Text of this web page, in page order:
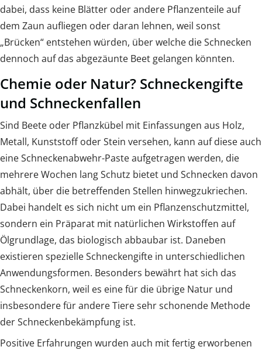
dabei, dass keine Blätter oder andere Pflanzenteile auf
dem Zaun aufliegen oder daran lehnen, weil sonst
„Brücken“ entstehen würden, über welche die Schnecken
dennoch auf das abgezäunte Beet gelangen könnten.
Chemie oder Natur? Schneckengifte
und Schneckenfallen
Sind Beete oder Pflanzkübel mit Einfassungen aus Holz,
Metall, Kunststoff oder Stein versehen, kann auf diese auch
eine Schneckenabwehr-Paste aufgetragen werden, die
mehrere Wochen lang Schutz bietet und Schnecken davon
abhält, über die betreffenden Stellen hinwegzukriechen.
Dabei handelt es sich nicht um ein Pflanzenschutzmittel,
sondern ein Präparat mit natürlichen Wirkstoffen auf
Ölgrundlage, das biologisch abbaubar ist. Daneben
existieren spezielle Schneckengifte in unterschiedlichen
Anwendungsformen. Besonders bewährt hat sich das
Schneckenkorn, weil es eine für die übrige Natur und
insbesondere für andere Tiere sehr schonende Methode
der Schneckenbekämpfung ist.
Positive Erfahrungen wurden auch mit fertig erworbenen